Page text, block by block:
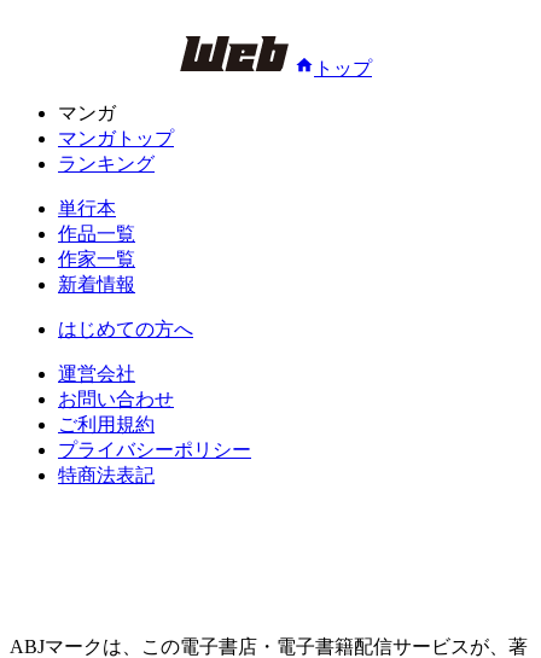
トップ
マンガ
マンガトップ
ランキング
単行本
作品一覧
作家一覧
新着情報
はじめての方へ
運営会社
お問い合わせ
ご利用規約
プライバシーポリシー
特商法表記
ABJマークは、この電子書店・電子書籍配信サービスが、著